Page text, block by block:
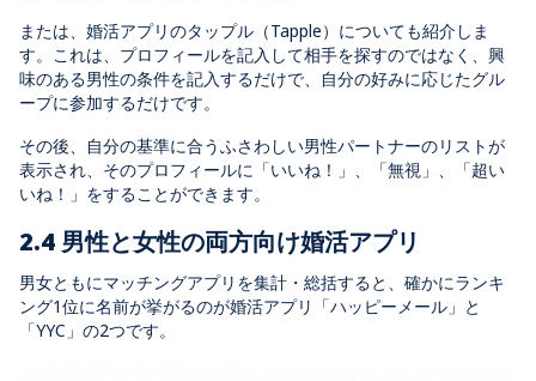
または、婚活アプリのタップル（Tapple）についても紹介しま
す。これは、プロフィールを記入して相手を探すのではなく、興
味のある男性の条件を記入するだけで、自分の好みに応じたグル
ープに参加するだけです。
その後、自分の基準に合うふさわしい男性パートナーのリストが
表示され、そのプロフィールに「いいね！」、「無視」、「超い
いね！」をすることができます。
2.4 男性と女性の両方向け婚活アプリ
男女ともにマッチングアプリを集計・総括すると、確かにランキ
ング1位に名前が挙がるのが婚活アプリ「ハッピーメール」と
「YYC」の2つです。